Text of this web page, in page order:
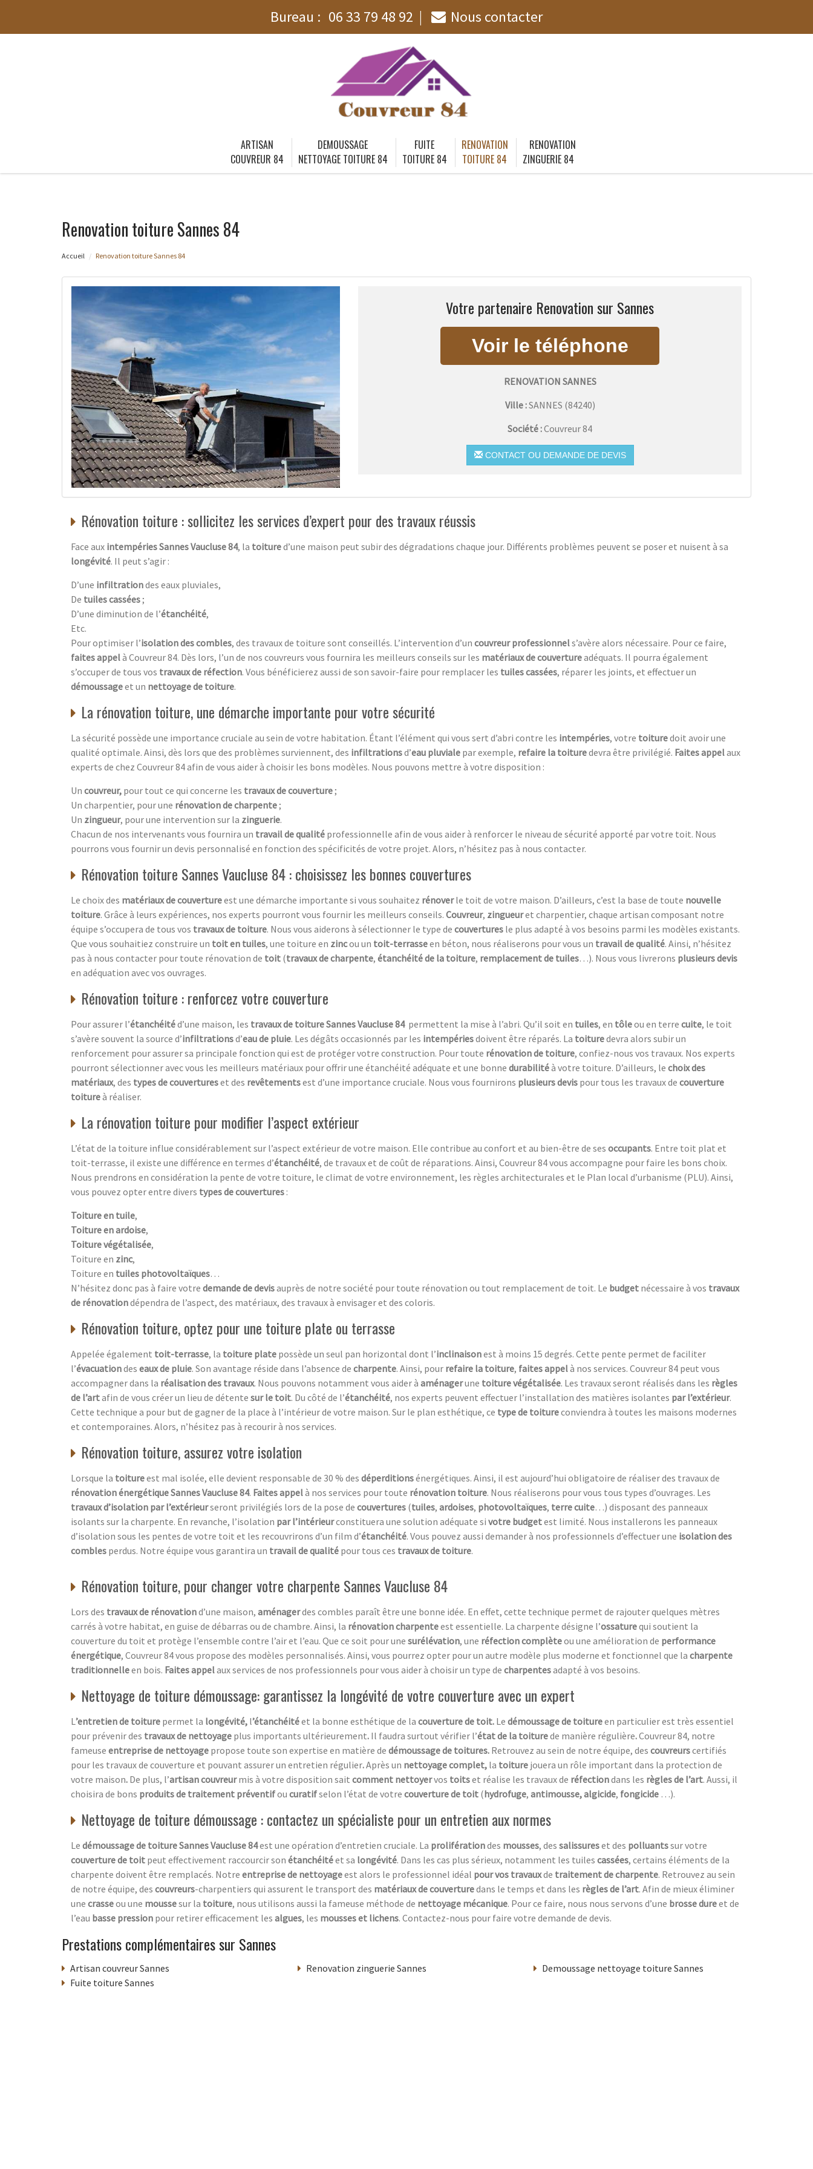
Bureau : 06 33 79 48 92 Nous contacter
ARTISAN
COUVREUR 84
DEMOUSSAGE
NETTOYAGE TOITURE 84
FUITE
TOITURE 84
RENOVATION
TOITURE 84
RENOVATION
ZINGUERIE 84
Renovation toiture Sannes 84
Accueil Renovation toiture Sannes 84
Votre partenaire Renovation sur Sannes
RENOVATION SANNES
Ville :SANNES (84240)
Société :Couvreur 84
CONTACT OU DEMANDE DE DEVIS
Rénovation toiture : sollicitez les services d’expert pour des travaux réussis
Face aux intempéries Sannes Vaucluse 84, la toitured’une maison peut subir des dégradations chaque jour. Différents problèmes peuvent se poser et nuisent à sa
longévité. Il peut s’agir :
D’une infiltrationdes eaux pluviales,
De tuiles cassées ;
D’une diminution de l’étanchéité,
Etc.
Pour optimiser l’isolation des combles, des travaux de toiture sont conseillés. L’intervention d’un couvreur professionnels’avère alors nécessaire. Pour ce faire,
faites appelà Couvreur 84. Dès lors, l’un de nos couvreurs vous fournira les meilleurs conseils sur les matériaux de couvertureadéquats. Il pourra également
s’occuper de tous vos travaux de réfection. Vous bénéficierez aussi de son savoir-faire pour remplacer les tuiles cassées, réparer les joints, et effectuer un
démoussageet un nettoyage de toiture.
La rénovation toiture, une démarche importante pour votre sécurité
La sécurité possède une importance cruciale au sein de votre habitation. Étant l’élément qui vous sert d’abri contre les intempéries, votre toituredoit avoir une
qualité optimale. Ainsi, dès lors que des problèmes surviennent, des infiltrationsd’eau pluviale par exemple, refaire la toituredevra être privilégié. Faites appelaux
experts de chez Couvreur 84 afin de vous aider à choisir les bons modèles. Nous pouvons mettre à votre disposition :
Un couvreur, pour tout ce qui concerne les travaux de couverture ;
Un charpentier, pour une rénovation de charpente ;
Un zingueur, pour une intervention sur la zinguerie.
Chacun de nos intervenants vous fournira un travail de qualité professionnelle afin de vous aider à renforcer le niveau de sécurité apporté par votre toit. Nous
pourrons vous fournir un devis personnalisé en fonction des spécificités de votre projet. Alors, n’hésitez pas à nous contacter.
Rénovation toiture Sannes Vaucluse 84 : choisissez les bonnes couvertures
Le choix des matériaux de couvertureest une démarche importante si vous souhaitez rénoverle toit de votre maison. D’ailleurs, c’est la base de toute nouvelle
toiture. Grâce à leurs expériences, nos experts pourront vous fournir les meilleurs conseils. Couvreur, zingueuret charpentier, chaque artisan composant notre
équipe s’occupera de tous vos travaux de toiture. Nous vous aiderons à sélectionner le type de couvertures le plus adapté à vos besoins parmi les modèles existants.
Que vous souhaitiez construire un toit en tuiles, une toiture en zincou un toit-terrasseen béton, nous réaliserons pour vous un travail de qualité. Ainsi, n’hésitez
pas à nous contacter pour toute rénovation de toit (travaux de charpente, étanchéité de la toiture, remplacement de tuiles…). Nous vous livrerons plusieurs devis
en adéquation avec vos ouvrages.
Rénovation toiture : renforcez votre couverture
Pour assurer l’étanchéitéd’une maison, les travaux de toitureSannes Vaucluse 84 permettent la mise à l’abri. Qu’il soit en tuiles, en tôleou en terre cuite, le toit
s’avère souvent la source d’infiltrationsd’eau de pluie. Les dégâts occasionnés par les intempériesdoivent être réparés. La toituredevra alors subir un
renforcement pour assurer sa principale fonction qui est de protéger votre construction. Pour toute rénovation de toiture, confiez-nous vos travaux. Nos experts
pourront sélectionner avec vous les meilleurs matériaux pour offrir une étanchéité adéquate et une bonne durabilitéà votre toiture. D’ailleurs, le choix des
matériaux, des types de couvertureset des revêtementsest d’une importance cruciale. Nous vous fournirons plusieurs devis pour tous les travaux de couverture
toitureà réaliser.
La rénovation toiture pour modifier l’aspect extérieur
L’état de la toiture influe considérablement sur l’aspect extérieur de votre maison. Elle contribue au confort et au bien-être de ses occupants. Entre toit plat et
toit-terrasse, il existe une différence en termes d’étanchéité, de travaux et de coût de réparations. Ainsi, Couvreur 84 vous accompagne pour faire les bons choix.
Nous prendrons en considération la pente de votre toiture, le climat de votre environnement, les règles architecturales et le Plan local d’urbanisme (PLU). Ainsi,
vous pouvez opter entre divers types de couvertures :
Toiture en tuile,
Toiture en ardoise,
Toiture végétalisée,
Toiture en zinc,
Toiture en tuiles photovoltaïques…
N’hésitez donc pas à faire votre demande de devisauprès de notre société pour toute rénovation ou tout remplacement de toit. Le budget nécessaire à vos travaux
de rénovationdépendra de l’aspect, des matériaux, des travaux à envisager et des coloris.
Rénovation toiture, optez pour une toiture plate ou terrasse
Appelée également toit-terrasse, la toiture plate possède un seul pan horizontal dont l’inclinaisonest à moins 15 degrés. Cette pente permet de faciliter
l’évacuationdes eaux de pluie. Son avantage réside dans l’absence de charpente. Ainsi, pour refaire la toiture, faites appelà nos services. Couvreur 84 peut vous
accompagner dans la réalisation des travaux. Nous pouvons notamment vous aider à aménagerune toiture végétalisée. Les travaux seront réalisés dans les règles
de l’artafin de vous créer un lieu de détente sur le toit. Du côté de l’étanchéité, nos experts peuvent effectuer l’installation des matières isolantes par l’extérieur.
Cette technique a pour but de gagner de la place à l’intérieur de votre maison. Sur le plan esthétique, ce type de toitureconviendra à toutes les maisons modernes
et contemporaines. Alors, n’hésitez pas à recourir à nos services.
Rénovation toiture, assurez votre isolation
Lorsque la toitureest mal isolée, elle devient responsable de 30 % des déperditionsénergétiques. Ainsi, il est aujourd’hui obligatoire de réaliser des travaux de
rénovation énergétique Sannes Vaucluse 84. Faites appelà nos services pour toute rénovation toiture. Nous réaliserons pour vous tous types d’ouvrages. Les
travaux d’isolation par l’extérieurseront privilégiés lors de la pose de couvertures (tuiles, ardoises, photovoltaïques, terre cuite…) disposant des panneaux
isolants sur la charpente. En revanche, l’isolation par l’intérieurconstituera une solution adéquate si votre budgetest limité. Nous installerons les panneaux
d’isolation sous les pentes de votre toit et les recouvrirons d’un film d’étanchéité. Vous pouvez aussi demander à nos professionnels d’effectuer une isolation des
combles perdus. Notre équipe vous garantira un travail de qualité pour tous ces travaux de toiture.
Rénovation toiture, pour changer votre charpente Sannes Vaucluse 84
Lors des travaux de rénovationd’une maison, aménagerdes combles paraît être une bonne idée. En effet, cette technique permet de rajouter quelques mètres
carrés à votre habitat, en guise de débarras ou de chambre. Ainsi, la rénovation charpenteest essentielle. La charpente désigne l’ossaturequi soutient la
couverture du toit et protège l’ensemble contre l’air et l’eau. Que ce soit pour une surélévation, une réfection complèteou une amélioration de performance
énergétique, Couvreur 84 vous propose des modèles personnalisés. Ainsi, vous pourrez opter pour un autre modèle plus moderne et fonctionnel que la charpente
traditionnelleen bois. Faites appelaux services de nos professionnels pour vous aider à choisir un type de charpentesadapté à vos besoins.
Nettoyage de toiture démoussage: garantissez la longévité de votre couverture avec un expert
L ’entretien de toiture permet la longévité, l’étanchéitéet la bonne esthétique de la couverture de toit. Le démoussage de toitureen particulier est très essentiel
pour prévenir des travaux de nettoyage plus importants ultérieurement. Il faudra surtout vérifier l’état de la toiturede manière régulière.Couvreur 84, notre
fameuse entreprise de nettoyage propose toute son expertise en matière de démoussage de toitures. Retrouvez au sein de notre équipe, des couvreurscertifiés
pour les travaux de couverture et pouvant assurer un entretien régulier.Après un nettoyage complet, la toiture jouera un rôle important dans la protection de
votre maison. De plus, l’artisan couvreurmis à votre disposition sait comment nettoyervos toitset réalise les travaux de réfectiondans les règles de l’art. Aussi, il
choisira de bons produits de traitement préventifou curatifselon l’état de votre couverture de toit (hydrofuge, antimousse, algicide, fongicide …).
Nettoyage de toiture démoussage : contactez un spécialiste pour un entretien aux normes
Le démoussage de toiture Sannes Vaucluse 84est une opération d’entretien cruciale. La proliférationdes mousses, des salissureset des polluantssur votre
couverture de toit peut effectivement raccourcir son étanchéitéet sa longévité. Dans les cas plus sérieux, notamment les tuiles cassées, certains éléments de la
charpente doivent être remplacés. Notre entreprise de nettoyageest alors le professionnel idéal pour vos travauxde traitement de charpente. Retrouvez au sein
de notre équipe, des couvreurs-charpentiers qui assurent le transport des matériaux de couverturedans le temps et dans les règles de l’art. Afin de mieux éliminer
une crasseou une moussesur la toiture, nous utilisons aussi la fameuse méthode de nettoyage mécanique. Pour ce faire, nous nous servons d’une brosse dureet de
l’eau basse pression pour retirer efficacement les algues, les mousses et lichens. Contactez-nous pour faire votre demande de devis.
Prestations complémentaires sur Sannes
Artisan couvreur Sannes
Fuite toiture Sannes
Renovation zinguerie Sannes Demoussage nettoyage toiture Sannes